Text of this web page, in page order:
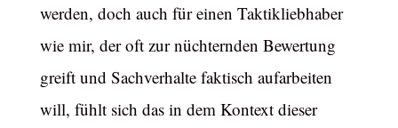
werden, doch auch für einen Taktikliebhaber
wie mir, der oft zur nüchternden Bewertung
greift und Sachverhalte faktisch aufarbeiten
will, fühlt sich das in dem Kontext dieser